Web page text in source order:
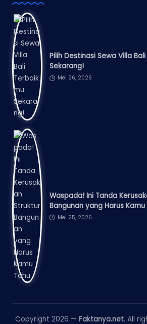
Pilih Destinasi Sewa Villa
Sekarang!
Mei 26, 2026
Waspada! Ini Tanda
Bangunan yang Harus Kamu
Mei 25, 2026
Copyright 2026 — Faktanya.net. All